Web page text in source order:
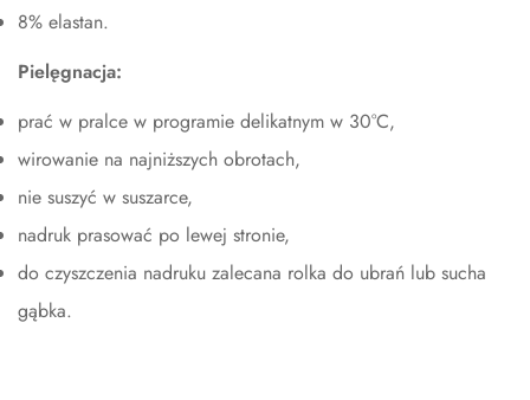
8% elastan.
Pielęgnacja:
prać w pralce w programie delikatnym w 30°C,
wirowanie na najniższych obrotach,
nie suszyć w suszarce,
nadruk prasować po lewej stronie,
do czyszczenia nadruku zalecana rolka do ubrań lub sucha
gąbka.